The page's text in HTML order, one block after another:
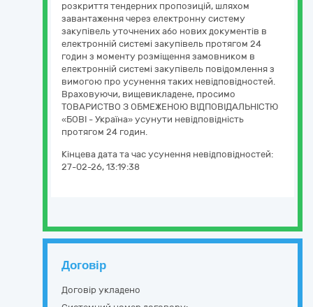
розкриття тендерних пропозицій, шляхом
завантаження через електронну систему
закупівель уточнених або нових документів в
електронній системі закупівель протягом 24
годин з моменту розміщення замовником в
електронній системі закупівель повідомлення з
вимогою про усунення таких невідповідностей.
Враховуючи, вищевикладене, просимо
ТОВАРИСТВО З ОБМЕЖЕНОЮ ВІДПОВІДАЛЬНІСТЮ
«БОВІ - Україна» усунути невідповідність
протягом 24 годин.
Кінцева дата та час усунення невідповідностей:
27-02-26, 13:19:38
Договір
Договір укладено